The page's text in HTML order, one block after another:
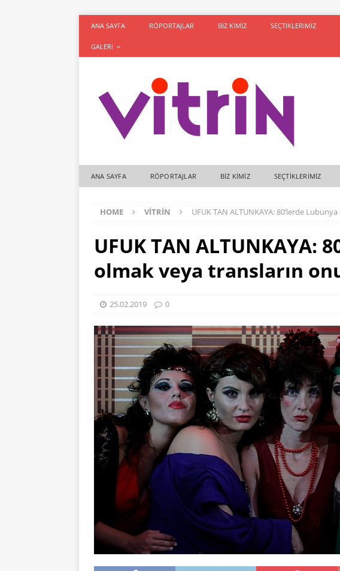
ANA SAYFA RÖPORTAJLAR BIZ KIMIZ SEÇTIKLERIMIZ
GALERI
ANA SAYFA RÖPORTAJLAR BIZ KIMIZ SEÇTIKLERIMIZ
HOME VITRIN UFUK TAN ALTUNKAYA: 80’lerde
UFUK TAN ALTUNKAYA:
olmak veya transların
25.02.2019 0